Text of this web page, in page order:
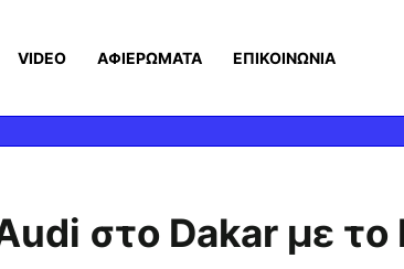
VIDEO ΑΦΙΕΡΩΜΑΤΑ ΕΠΙΚΟΙΝΩΝΙΑ
στο Dakar με το